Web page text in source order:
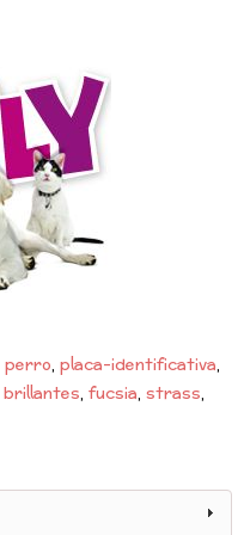
perro placa-identificativa
brillantes fucsia strass